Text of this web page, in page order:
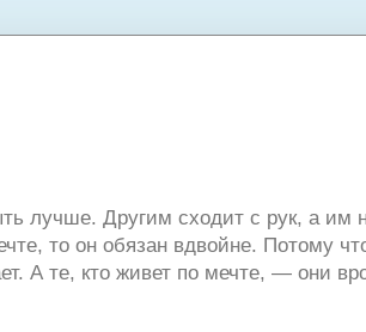
лучше. Другим сходит с рук, а им
то он обязан вдвойне. Потому
А те, кто живет по мечте, — они